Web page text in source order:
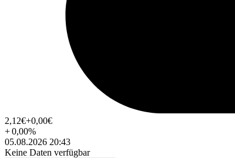
2,12€+0,00€
+0,00%
05.08.2026 20:43
Keine Daten verfügbar